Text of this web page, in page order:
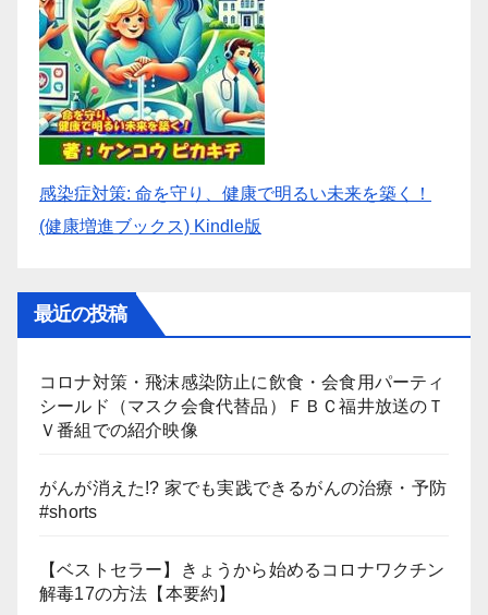
感染症対策: 命を守り、健康で明るい未来を築く！
(健康増進ブックス) Kindle版
最近の投稿
コロナ対策・飛沫感染防止に飲食・会食用パーティ
シールド（マスク会食代替品）ＦＢＣ福井放送のＴ
Ｖ番組での紹介映像
がんが消えた!? 家でも実践できるがんの治療・予防
#shorts
【ベストセラー】きょうから始めるコロナワクチン
解毒17の方法【本要約】